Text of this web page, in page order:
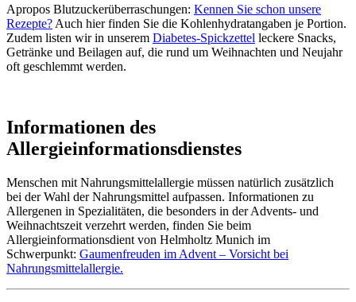
Apropos Blutzuckerüberraschungen: Kennen Sie schon unsere
Rezepte? Auch hier finden Sie die Kohlenhydratangaben je Portion.
Zudem listen wir in unserem Diabetes-Spickzettel leckere Snacks,
Getränke und Beilagen auf, die rund um Weihnachten und Neujahr
oft geschlemmt werden.
Informationen des
Allergieinformationsdienstes
Menschen mit Nahrungsmittelallergie müssen natürlich zusätzlich
bei der Wahl der Nahrungsmittel aufpassen. Informationen zu
Allergenen in Spezialitäten, die besonders in der Advents- und
Weihnachtszeit verzehrt werden, finden Sie beim
Allergieinformationsdient von Helmholtz Munich im
Schwerpunkt: Gaumenfreuden im Advent – Vorsicht bei
Nahrungsmittelallergie.